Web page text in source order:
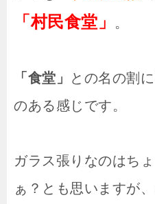
「村民食堂」 。
「食堂」
との名の割
のある感じです。
ガラス張りなのはち
ぁ？とも思いますが